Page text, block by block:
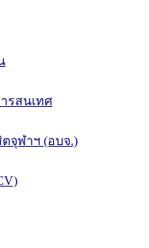
รสนเทศ
จุฬาฯ (อบจ.)